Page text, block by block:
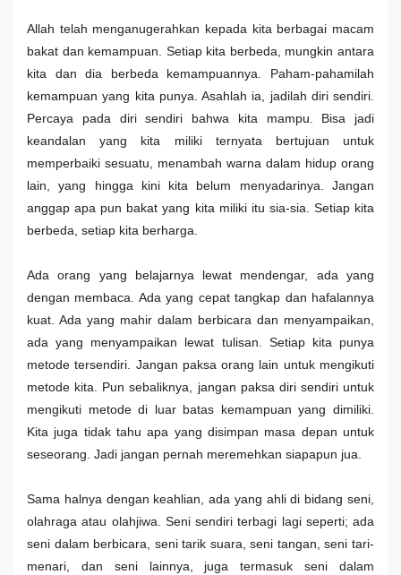
Allah telah menganugerahkan kepada kita berbagai macam
bakat dan kemampuan. Setiap kita berbeda, mungkin antara
kita dan dia berbeda kemampuannya. Paham-pahamilah
kemampuan yang kita punya. Asahlah ia, jadilah diri sendiri.
Percaya pada diri sendiri bahwa kita mampu. Bisa jadi
keandalan yang kita miliki ternyata bertujuan untuk
memperbaiki sesuatu, menambah warna dalam hidup orang
lain, yang hingga kini kita belum menyadarinya. Jangan
anggap apa pun bakat yang kita miliki itu sia-sia. Setiap kita
berbeda, setiap kita berharga.
Ada orang yang belajarnya lewat mendengar, ada yang
dengan membaca. Ada yang cepat tangkap dan hafalannya
kuat. Ada yang mahir dalam berbicara dan menyampaikan,
ada yang menyampaikan lewat tulisan. Setiap kita punya
metode tersendiri. Jangan paksa orang lain untuk mengikuti
metode kita. Pun sebaliknya, jangan paksa diri sendiri untuk
mengikuti metode di luar batas kemampuan yang dimiliki.
Kita juga tidak tahu apa yang disimpan masa depan untuk
seseorang. Jadi jangan pernah meremehkan siapapun jua.
Sama halnya dengan keahlian, ada yang ahli di bidang seni,
olahraga atau olahjiwa. Seni sendiri terbagi lagi seperti; ada
seni dalam berbicara, seni tarik suara, seni tangan, seni tari-
menari, dan seni lainnya, juga termasuk seni dalam